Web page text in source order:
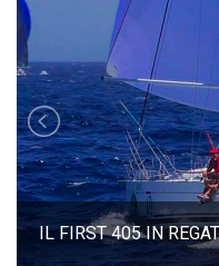
IL FIRST 405 IN